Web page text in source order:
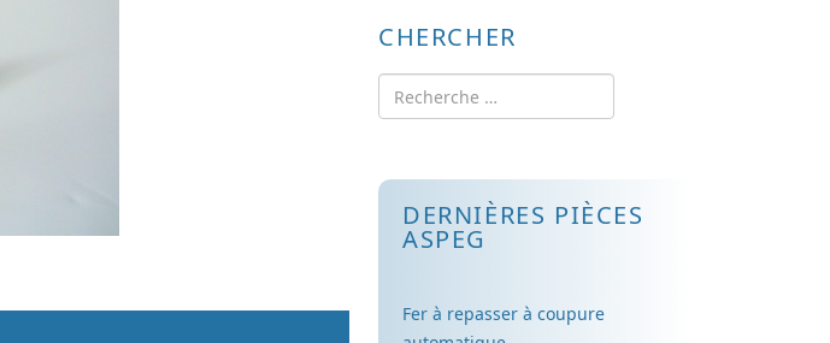
CHERCHER
Rechercher
DERNIÈRES PIÈCES
ASPEG
Fer à repasser à coupure